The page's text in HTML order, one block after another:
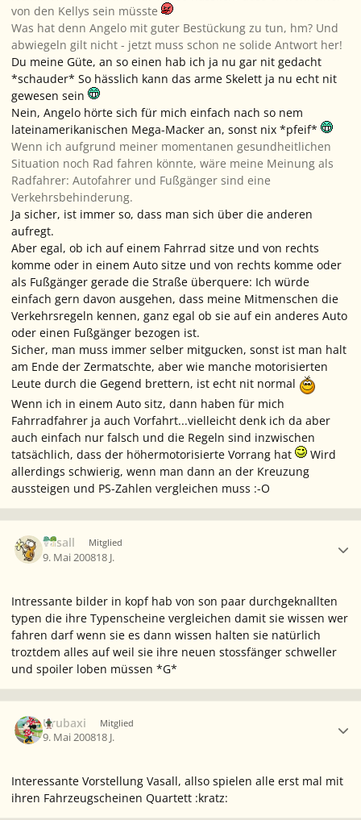
von den Kellys sein müsste
Was hat denn Angelo mit guter Bestückung zu tun, hm? Und
abwiegeln gilt nicht - jetzt muss schon ne solide Antwort her!
Du meine Güte, an so einen hab ich ja nu gar nit gedacht
*schauder* So hässlich kann das arme Skelett ja nu echt nit
gewesen sein
Nein, Angelo hörte sich für mich einfach nach so nem
lateinamerikanischen Mega-Macker an, sonst nix *pfeif*
Wenn ich aufgrund meiner momentanen gesundheitlichen
Situation noch Rad fahren könnte, wäre meine Meinung als
Radfahrer: Autofahrer und Fußgänger sind eine
Verkehrsbehinderung.
Ja sicher, ist immer so, dass man sich über die anderen
aufregt.
Aber egal, ob ich auf einem Fahrrad sitze und von rechts
komme oder in einem Auto sitze und von rechts komme oder
als Fußgänger gerade die Straße überquere: Ich würde
einfach gern davon ausgehen, dass meine Mitmenschen die
Verkehrsregeln kennen, ganz egal ob sie auf ein anderes Auto
oder einen Fußgänger bezogen ist.
Sicher, man muss immer selber mitgucken, sonst ist man halt
am Ende der Zermatschte, aber wie manche motorisierten
Leute durch die Gegend brettern, ist echt nit normal
Wenn ich in einem Auto sitz, dann haben für mich
Fahrradfahrer ja auch Vorfahrt...vielleicht denk ich da aber
auch einfach nur falsch und die Regeln sind inzwischen
tatsächlich, dass der höhermotorisierte Vorrang hat
Wird
allerdings schwierig, wenn man dann an der Kreuzung
aussteigen und PS-Zahlen vergleichen muss :-O
Vasall Mitglied
9. Mai 200818 J.
Intressante bilder in kopf hab von son paar durchgeknallten
typen die ihre Typenscheine vergleichen damit sie wissen wer
fahren darf wenn sie es dann wissen halten sie natürlich
troztdem alles auf weil sie ihre neuen stossfänger schweller
und spoiler loben müssen *G*
Urubaxi Mitglied
9. Mai 200818 J.
Interessante Vorstellung Vasall, allso spielen alle erst mal mit
ihren Fahrzeugscheinen Quartett :kratz: